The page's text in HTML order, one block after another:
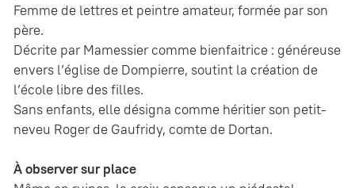
Femme de lettres et peintre amateur, formée par son
père.
Décrite par Mamessier comme bienfaitrice : généreuse
envers l’église de Dompierre, soutint la création de
l’école libre des filles.
Sans enfants, elle désigna comme héritier son petit-
neveu Roger de Gaufridy, comte de Dortan.
À observer sur place